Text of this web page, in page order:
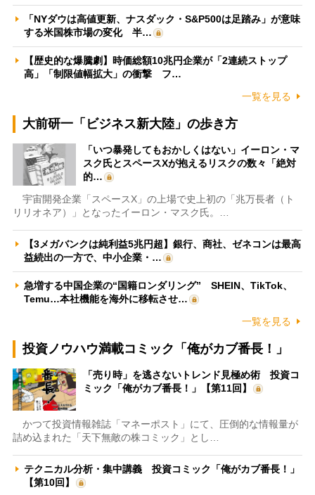
「NYダウは高値更新、ナスダック・S&P500は足踏み」が意味
する米国株市場の変化 半…
【歴史的な爆騰劇】時価総額10兆円企業が「2連続ストップ
高」「制限値幅拡大」の衝撃 フ…
一覧を見る
大前研一「ビジネス新大陸」の歩き方
「いつ暴発してもおかしくはない」イーロン・マ
スク氏とスペースXが抱えるリスクの数々「絶対
的…
宇宙開発企業「スペースX」の上場で史上初の「兆万長者（ト
リリオネア）」となったイーロン・マスク氏。…
【3メガバンクは純利益5兆円超】銀行、商社、ゼネコンは最高
益続出の一方で、中小企業・…
急増する中国企業の“国籍ロンダリング” SHEIN、TikTok、
Temu…本社機能を海外に移転させ…
一覧を見る
投資ノウハウ満載コミック「俺がカブ番長！」
「売り時」を逃さないトレンド見極め術 投資コ
ミック「俺がカブ番長！」【第11回】
かつて投資情報雑誌「マネーポスト」にて、圧倒的な情報量が
詰め込まれた「天下無敵の株コミック」とし…
テクニカル分析・集中講義 投資コミック「俺がカブ番長！」
【第10回】